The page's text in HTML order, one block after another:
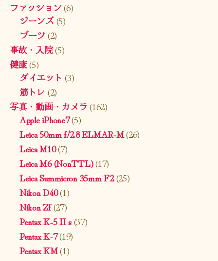
ファッション(6)
ジーンズ(5)
ブーツ (2)
事故・入院(5)
健康(5)
ダイエット (3)
筋トレ (2)
写真・動画・カメラ (162)
Apple iPhone7(5)
Leica 50mm f/2.8 ELMAR-M(26)
Leica M10(7)
Leica M6 (NonTTL)(17)
Leica Summicron 35mm F2(25)
Nikon D40(1)
Nikon Zf(27)
Pentax K-5 II s(37)
Pentax K-7(19)
Pentax KM(1)